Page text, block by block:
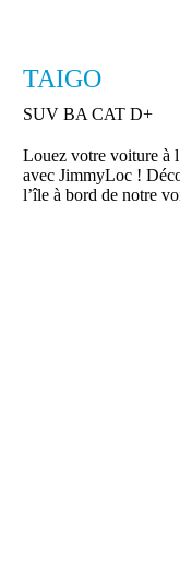
TAIGO
SUV BA CAT D+
Louez votre voiture à
avec JimmyLoc !
l’île à bord de notre